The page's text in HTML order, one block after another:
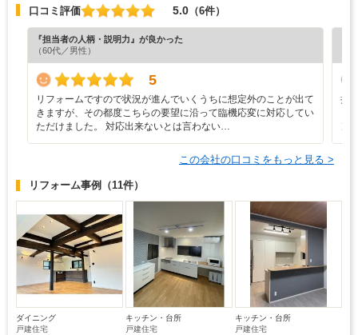
口コミ評価 5.0 （6件）
『担当者の人柄・説明力』が良かった
（60代／男性）
5
リフォームですので状況が進んでいくうちに想定外のことが出て
きますが、その都度こちらの要望に沿って臨機応変に対応してい
ただけました。 対応出来ないとは言わない…
担
ン
この会社の口コミをもっと見る >
リフォーム事例 （11件）
ダイニング
戸建住宅
キッチン・台所
戸建住宅
キッチン・台所
戸建住宅